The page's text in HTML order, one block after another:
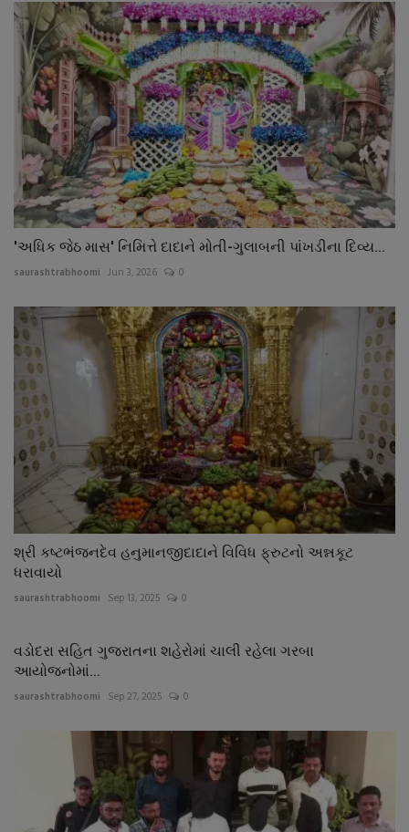
'અધિક જેઠ માસ' નિમિત્તે દાદાને મોતી-ગુલાબની પાંખડીના દિવ્ય...
saurashtrabhoomi Jun 3, 2026 0
શ્રી કષ્ટભંજનદેવ હનુમાનજીદાદાને વિવિધ ફ્રુટનો અન્નકૂટ
ધરાવાયો
saurashtrabhoomi Sep 13, 2025 0
વડોદરા સહિત ગુજરાતના શહેરોમાં ચાલી રહેલા ગરબા
આયોજનોમાં...
saurashtrabhoomi Sep 27, 2025 0